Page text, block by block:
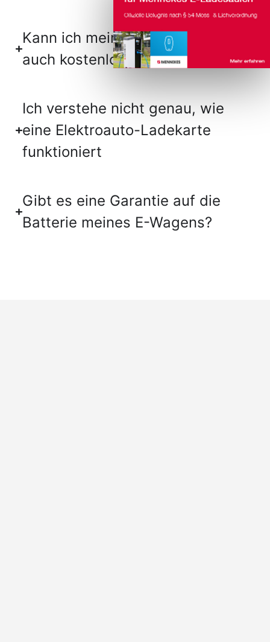
Kann ich mein Elektrofahrzeug
auch kostenlos laden?
Ich verstehe nicht genau, wie
eine Elektroauto-Ladekarte
funktioniert
Gibt es eine Garantie auf die
Batterie meines E-Wagens?